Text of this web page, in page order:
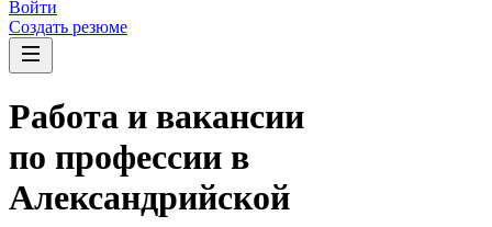
Войти
Создать резюме
Работа и вакансии
по профессии в
Александрийской